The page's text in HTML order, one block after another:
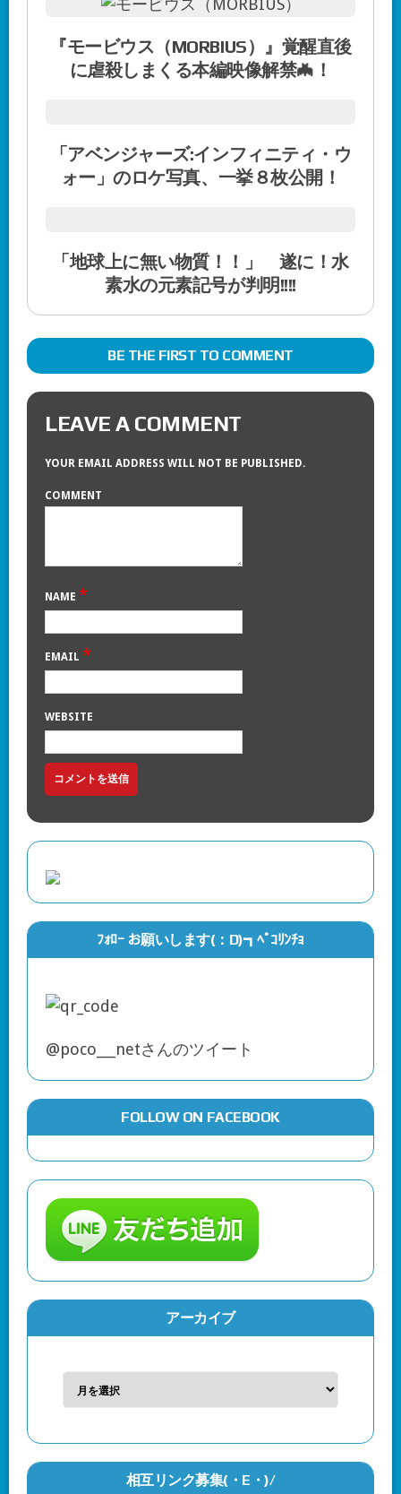
『モービウス（MORBIUS）』覚醒直後
に虐殺しまくる本編映像解禁🦇！
「アベンジャーズ:インフィニティ・ウ
ォー」のロケ写真、一挙８枚公開！
「地球上に無い物質！！」 遂に！水
素水の元素記号が判明!!!!
BE THE FIRST TO COMMENT
LEAVE A COMMENT
YOUR EMAIL ADDRESS WILL NOT BE PUBLISHED.
COMMENT
NAME *
EMAIL *
WEBSITE
ﾌｫﾛｰ お願いします(：D)┓ﾍﾟｺﾘﾝﾁｮ
@poco___netさんのツイート
FOLLOW ON FACEBOOK
アーカイブ
相互リンク募集(・Ε・)/